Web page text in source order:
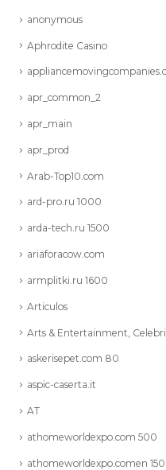
anonymous
Aphrodite Casino
apr_common_2
apr_main
apr_prod
Arab-Top10.com
ard-pro.ru 1000
arda-tech.ru 1500
ariaforacow.com
armplitki.ru 1600
Articulos
Arts & Entertainment,
askerisepet.com 80
aspic-caserta.it
AT
athomeworldexpo.com 500
athomeworldexpo.comen